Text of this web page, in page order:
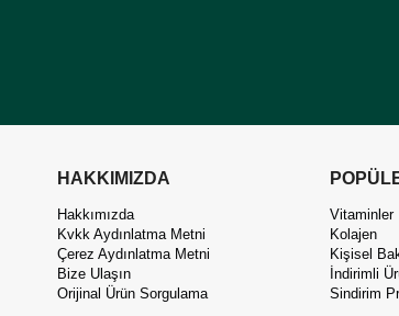
HAKKIMIZDA
Hakkımızda
Kvkk Aydınlatma Metni
Çerez Aydınlatma Metni
Bize Ulaşın
Orijinal Ürün Sorgulama
Vitaminler
Kolajen
Kişisel
İndirimli
Sindirim